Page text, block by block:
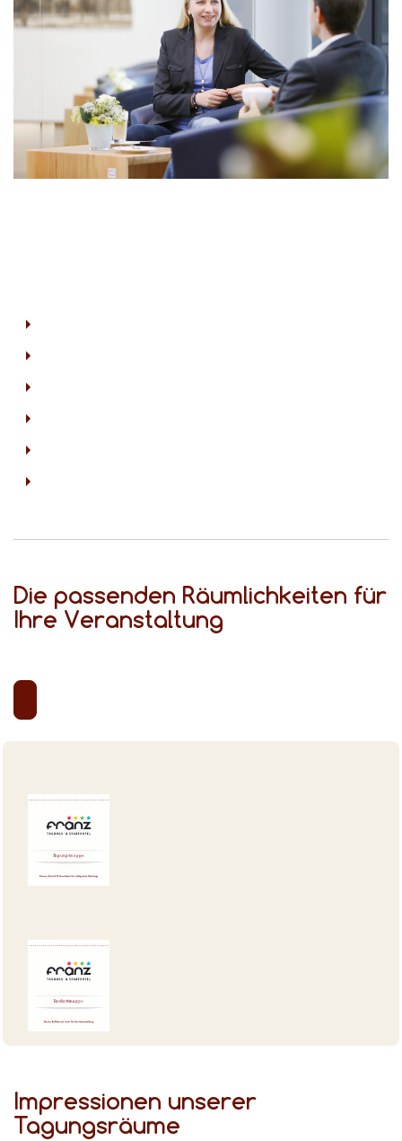
Die passenden Räumlichkeiten für
Ihre Veranstaltung
Impressionen unserer
Tagungsräume